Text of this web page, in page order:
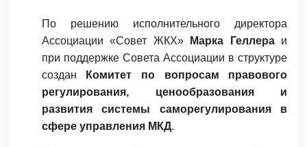
По решению исполнительного директора
Ассоциации «Совет ЖКХ»
Марка Геллераи
при поддержке Совета Ассоциации в структуре
создан
Комитет по вопросам правового
регулирования, ценообразования и
развития системы саморегулирования в
сфере управления МКД.